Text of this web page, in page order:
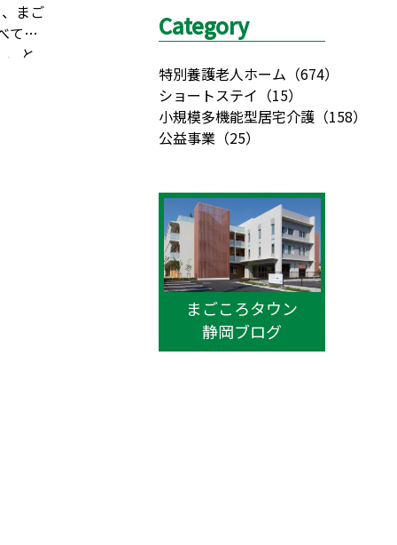
まご
てみ
と
Category
特別養護老人ホーム （674）
ショートステイ （15）
小規模多機能型居宅介護 （158）
公益事業 （25）
まごころタウン
静岡ブログ